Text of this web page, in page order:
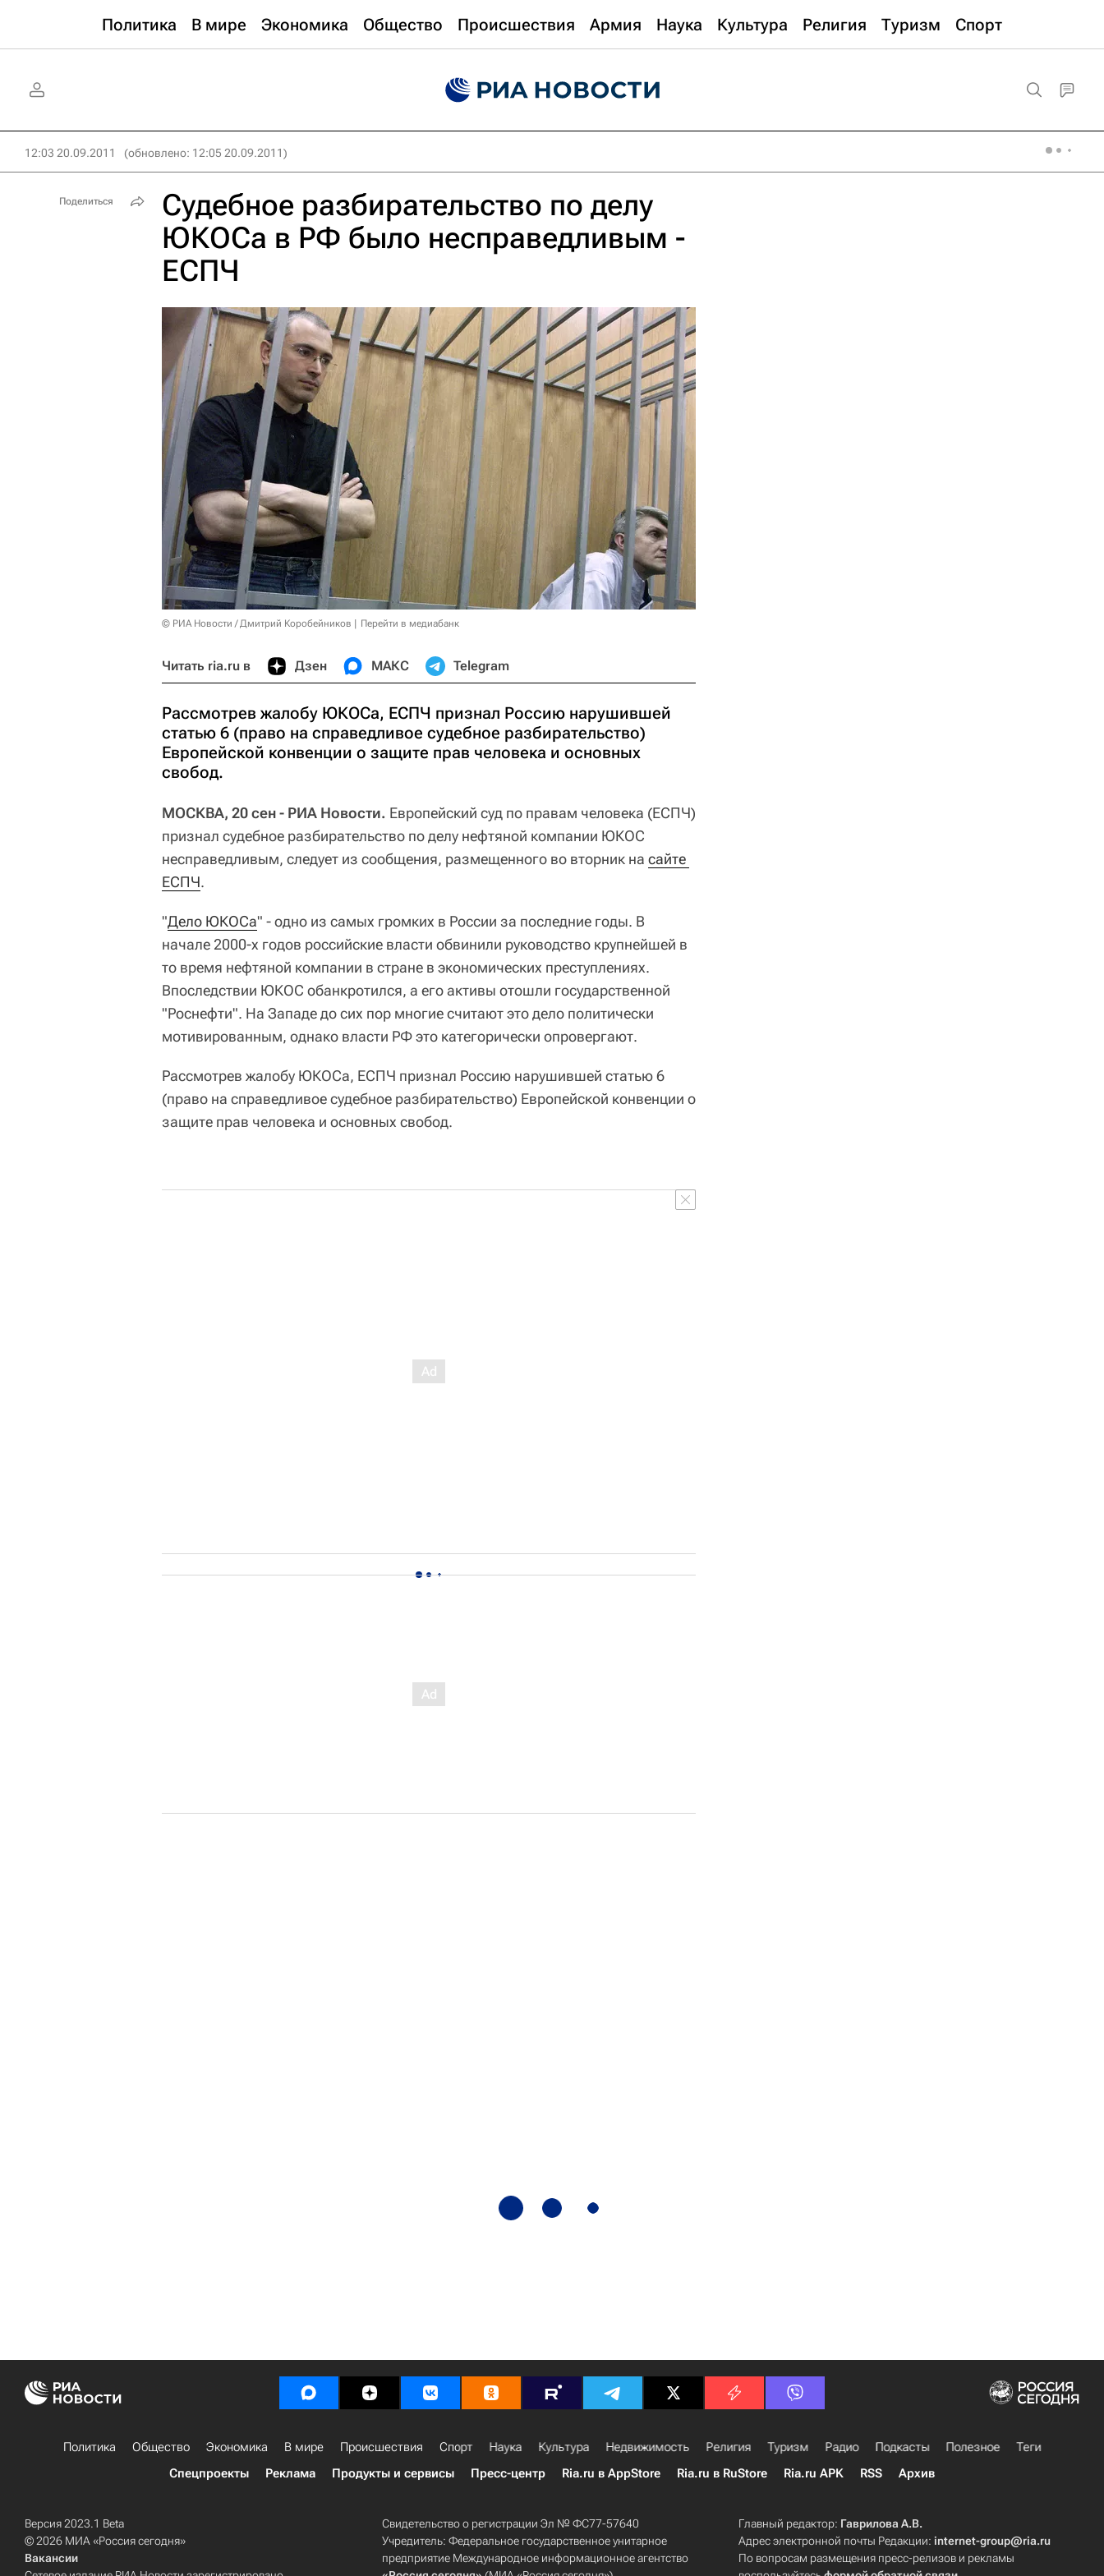
Политика В мире Экономика Общество Происшествия Армия Наука Культура Религия Туризм Спорт
12:03 20.09.2011 (обновлено: 12:05 20.09.2011)
Судебное разбирательство по делу
ЮКОСа в РФ было несправедливым -
ЕСПЧ
© РИА Новости / Дмитрий Коробейников Перейти в медиабанк
Читать ria.ru в Дзен МАКС Telegram
Рассмотрев жалобу ЮКОСа, ЕСПЧ признал Россию нарушившей
статью 6 (право на справедливое судебное разбирательство)
Европейской конвенции о защите прав человека и основных
свобод.
МОСКВА, 20 сен - РИА Новости. Европейский суд по правам человека (ЕСПЧ)
признал судебное разбирательство по делу нефтяной компании ЮКОС
несправедливым, следует из сообщения, размещенного во вторник на сайте
ЕСПЧ.
"Дело ЮКОСа" - одно из самых громких в России за последние годы. В
начале 2000-х годов российские власти обвинили руководство крупнейшей в
то время нефтяной компании в стране в экономических преступлениях.
Впоследствии ЮКОС обанкротился, а его активы отошли государственной
"Роснефти". На Западе до сих пор многие считают это дело политически
мотивированным, однако власти РФ это категорически опровергают.
Рассмотрев жалобу ЮКОСа, ЕСПЧ признал Россию нарушившей статью 6
(право на справедливое судебное разбирательство) Европейской конвенции о
защите прав человека и основных свобод.
Поделиться
Политика Общество Экономика В мире Происшествия Спорт Наука Культура Недвижимость Религия Туризм Радио Подкасты Полезное
Теги
Спецпроекты
Реклама Продукты и сервисы Пресс-центр Ria.ru в AppStore Ria.ru в RuStore Ria.ru APK RSS Архив
Версия 2023.1 Beta
© 2026 МИА «Россия сегодня»
Вакансии
Свидетельство о регистрации Эл № ФС77-57640
Учредитель: Федеральное государственное унитарное
предприятие Международное информационное агентство
Главный редактор: Гаврилова А.В.
Адрес электронной почты Редакции:internet-group@ria.ru
По вопросам размещения пресс-релизов и рекламы